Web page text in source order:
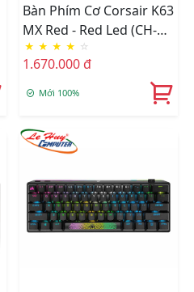
Bàn Phím Cơ Corsair K63
MX Red - Red Led (CH-
9115020-NA)
★ ★ ★ ★ ☆
1.670.000 đ
Mới 100%